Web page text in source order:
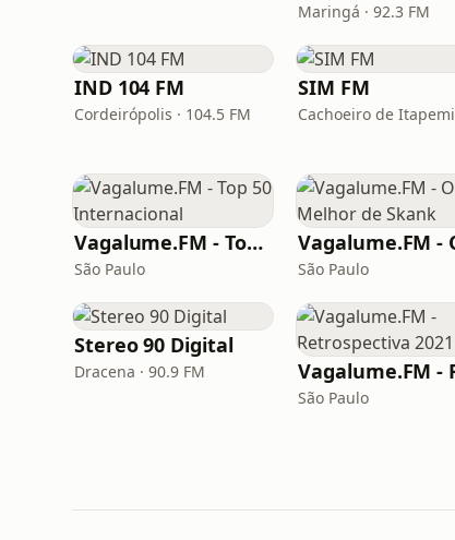
Maringá · 92.3 FM
IND 104 FM
Cordeirópolis · 104.5 FM
SIM FM
Vagalume.FM - Top 50 Internacional
São Paulo São Paulo
Stereo 90 Digital
Dracena · 90.9 FM
São Paulo